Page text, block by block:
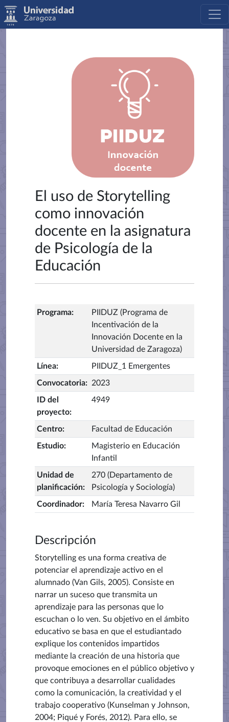
El uso de Storytelling
como innovación
docente en la asignatura
de Psicología de la
Educación
Programa:
PIIDUZ (Programa de
Incentivación de la
Innovación Docente en la
Universidad de Zaragoza)
Línea: PIIDUZ_1 Emergentes
Convocatoria: 2023
ID del
proyecto:
4949
Centro: Facultad de Educación
Estudio:
Magisterio en Educación
Infantil
Unidad de
planificación:
270 (Departamento de
Psicología y Sociología)
Coordinador: María Teresa Navarro Gil
Descripción
Storytelling es una forma creativa de
potenciar el aprendizaje activo en el
alumnado (Van Gils, 2005). Consiste en
narrar un suceso que transmita un
aprendizaje para las personas que lo
escuchan o lo ven. Su objetivo en el ámbito
educativo se basa en que el estudiantado
explique los contenidos impartidos
mediante la creación de una historia que
provoque emociones en el público objetivo y
que contribuya a desarrollar cualidades
como la comunicación, la creatividad y el
trabajo cooperativo (Kunselman y Johnson,
2004; Piqué y Forés, 2012). Para ello, se